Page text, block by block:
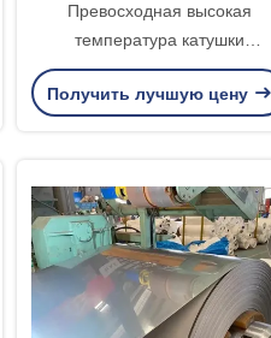
Превосходная высокая
температура катушки
нержавеющей стали
устойчивости на крип 316л
Получить лучшую цену